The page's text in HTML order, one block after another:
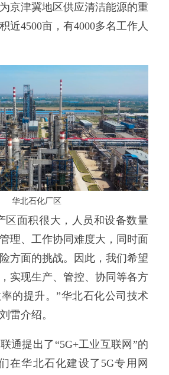
京津冀地区供应清洁能源的重
近4500亩，有4000多名工作人
华北石化厂区
区面积很大，人员和设备数量
理、工作协同难度大，同时面
方面的挑战。因此，我们希望
实现生产、管控、协同等各方
的提升。”华北石化公司技术
雷介绍。
通提出了“5G+工业互联网”的
在华北石化建设了5G专用网